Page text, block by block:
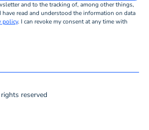
and to the tracking of, among other things,
have read and understood the information on data
policy. I can revoke my consent at any time with
reserved